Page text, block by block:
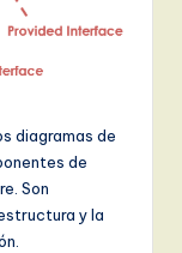
diagramas de
de
Son
y la